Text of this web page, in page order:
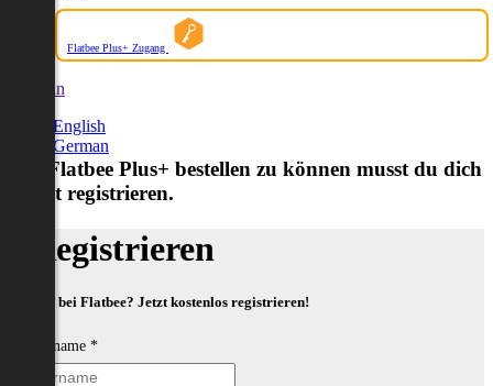
Flatbee Plus+ Zugang
German
English
German
Um Flatbee Plus+ bestellen zu können musst du dich
zuerst registrieren.
Registrieren
Neu bei Flatbee? Jetzt kostenlos registrieren!
Vorname *